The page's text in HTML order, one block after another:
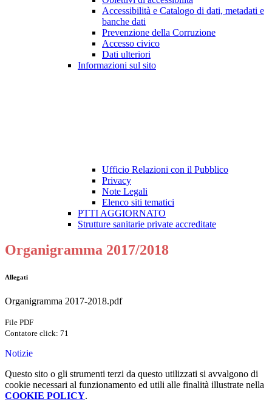
Accessibilità e Catalogo di dati, metadati e
banche dati
Prevenzione della Corruzione
Accesso civico
Dati ulteriori
Informazioni sul sito
Ufficio Relazioni con il Pubblico
Privacy
Note Legali
Elenco siti tematici
PTTI AGGIORNATO
Strutture sanitarie private accreditate
Organigramma 2017/2018
Allegati
Organigramma 2017-2018.pdf
File PDF
Contatore click: 71
Notizie
Questo sito o gli strumenti terzi da questo utilizzati si avvalgono di
cookie necessari al funzionamento ed utili alle finalità illustrate nella
COOKIE POLICY.